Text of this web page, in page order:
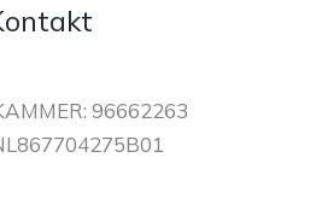
96662263